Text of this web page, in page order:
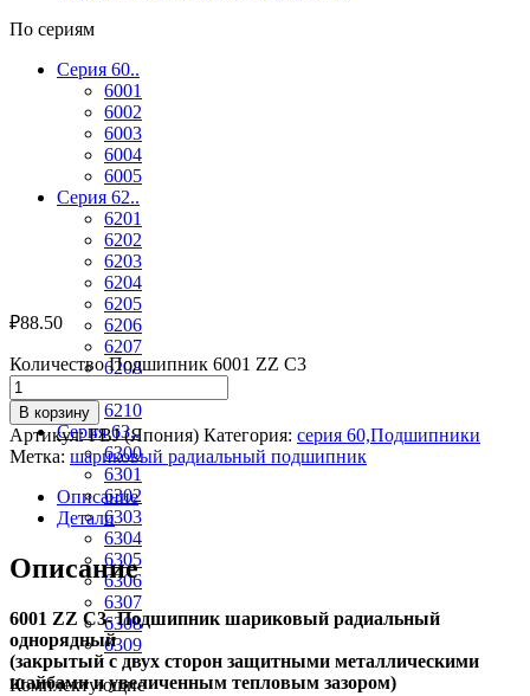
По сериям
Серия 60..
6001
6002
6003
6004
6005
Серия 62..
6201
6202
6203
6204
6205
6206
6207
6208
6210
Серия 63..
6300
6301
6302
6303
6304
6305
6306
6307
6308
6309
Комплектующие
₽88.50
Количество Подшипник 6001 ZZ C3
В корзину
Артикул:FBJ (Япония) Категория: серия 60,Подшипники
Метка: шариковый радиальный подшипник
Описание
Детали
Описание
6001 ZZ C3- Подшипник шариковый радиальный
однорядный
(закрытый с двух сторон защитными металлическими
шайбами и увеличенным тепловым зазором)